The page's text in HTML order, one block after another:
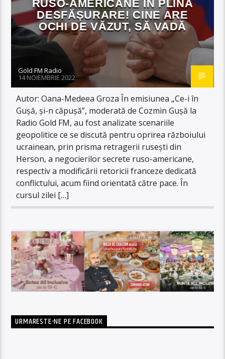
RUSO-AMERICANE ÎN PLINĂ
DESFĂȘURARE! CINE ARE
OCHI DE VĂZUT, SĂ VADĂ
Gold FM Radio
14 NOIEMBRIE 2022
Autor: Oana-Medeea Groza În emisiunea „Ce-i în
Gușă, și-n căpușă”, moderată de Cozmin Gușă la
Radio Gold FM, au fost analizate scenariile
geopolitice ce se discută pentru oprirea războiului
ucrainean, prin prisma retragerii rusești din
Herson, a negocierilor secrete ruso-americane,
respectiv a modificării retoricii franceze dedicată
conflictului, acum fiind orientată către pace. În
cursul zilei […]
URMARESTE-NE PE FACEBOOK